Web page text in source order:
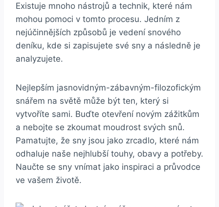
Existuje mnoho nástrojů a technik, ⁤které nám
mohou ⁣pomoci v⁢ tomto procesu. Jedním z
nejúčinnějších způsobů je vedení snového
deníku, kde si zapisujete své sny ⁢a následně je
‌analyzujete.
Nejlepším jasnovidným-zábavným-filozofickým
snářem na ‌světě může být ten, který si
vytvoříte sami. Buďte ⁣otevření novým zážitkům
a nebojte se zkoumat moudrost svých snů.
Pamatujte, že sny jsou jako zrcadlo, které nám
odhaluje naše ​nejhlubší touhy, obavy a​ potřeby.
Naučte se ‍sny ⁢vnímat jako inspiraci ⁣a průvodce
ve vašem životě.